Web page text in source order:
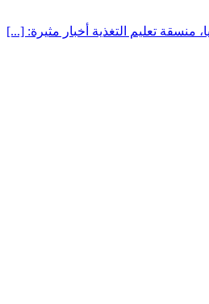
تعليم التغذية أخبار مثيرة: [...]